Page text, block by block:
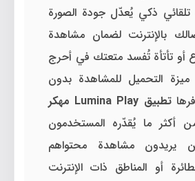
ذكي يُعدّل جودة الصورة
بالإنترنت لضمان مشاهدة
أو تأتأة تُفسد متعتك في أحرج
ميزة التحميل للمشاهدة بدون
تطبيق Lumina Play مهكر
أكثر ما يُقدّره المستخدمون
يريدون مشاهدة محتواهم
أو المناطق ذات الإنترنت